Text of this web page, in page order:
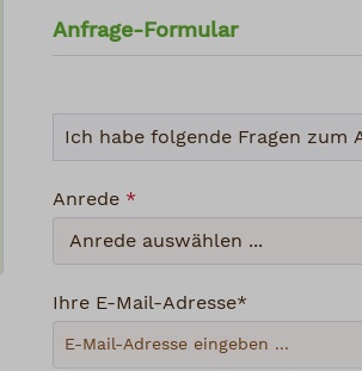
Anfrage-Formular
Anrede *
Ihre E-Mail-Adresse*